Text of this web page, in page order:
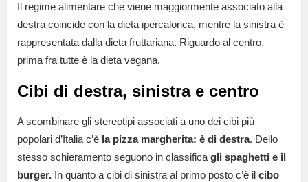
Il regime alimentare che viene maggiormente associato alla
destra coincide con la dieta ipercalorica, mentre la sinistra è
rappresentata dalla dieta fruttariana. Riguardo al centro,
prima fra tutte è la dieta vegana.
Cibi di destra, sinistra e centro
A scombinare gli stereotipi associati a uno dei cibi più
popolari d’Italia c’è la pizza margherita: è di destra. Dello
stesso schieramento seguono in classifica gli spaghetti e il
burger. In quanto a cibi di sinistra al primo posto c’è il cibo